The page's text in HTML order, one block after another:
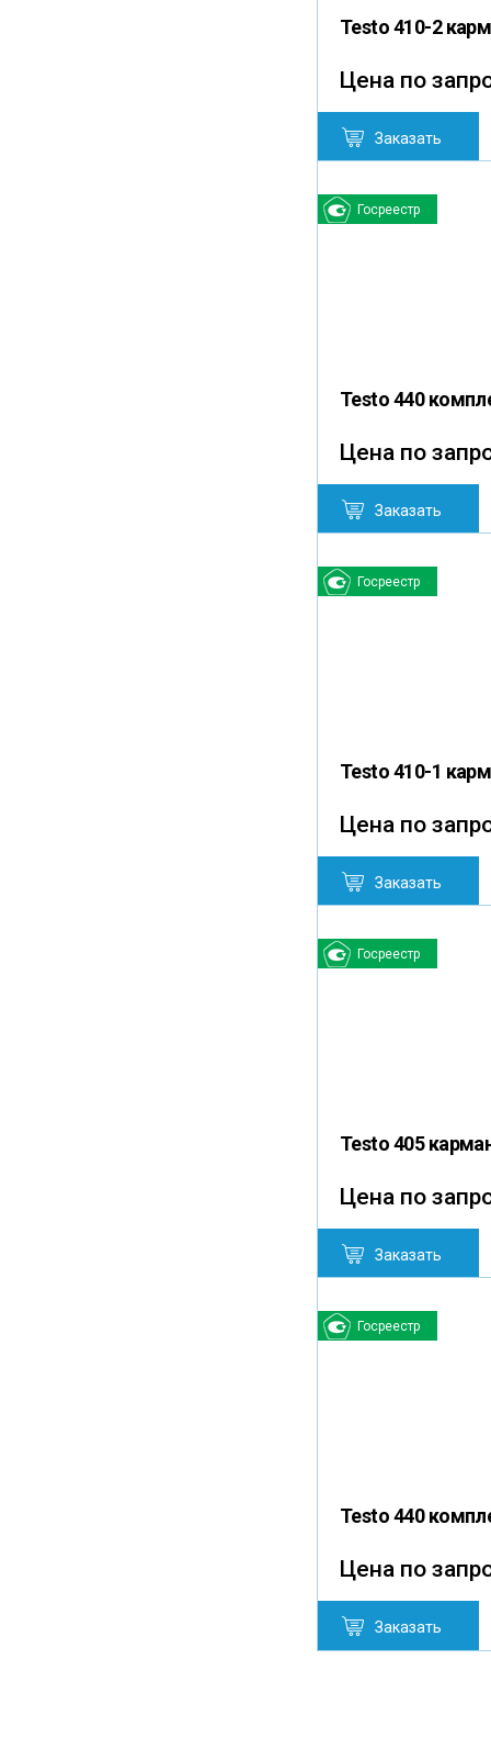
Testo 410-2
Цена по
Заказать
Госреестр
Testo 440
Цена по
Заказать
Госреестр
Testo 410-1
Цена по
Заказать
Госреестр
Testo 405
Цена по
Заказать
Госреестр
Testo 440
Цена по
Заказать